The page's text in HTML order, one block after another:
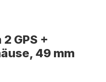
GPS +
49 mm